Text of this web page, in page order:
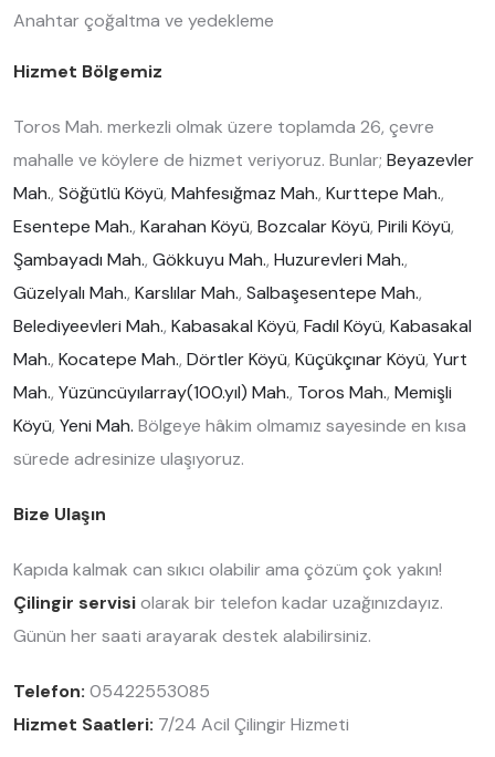
Anahtar çoğaltma ve yedekleme
Hizmet Bölgemiz
Toros Mah. merkezli olmak üzere toplamda 26, çevre
mahalle ve köylere de hizmet veriyoruz. Bunlar; Beyazevler
Mah., Söğütlü Köyü, Mahfesığmaz Mah., Kurttepe Mah.,
Esentepe Mah., Karahan Köyü, Bozcalar Köyü, Pirili Köyü,
Şambayadı Mah., Gökkuyu Mah., Huzurevleri Mah.,
Güzelyalı Mah., Karslılar Mah., Salbaşesentepe Mah.,
Belediyeevleri Mah., Kabasakal Köyü, Fadıl Köyü, Kabasakal
Mah., Kocatepe Mah., Dörtler Köyü, Küçükçınar Köyü, Yurt
Mah., Yüzüncüyılarray(100.yıl) Mah., Toros Mah., Memişli
Köyü, Yeni Mah. Bölgeye hâkim olmamız sayesinde en kısa
sürede adresinize ulaşıyoruz.
Bize Ulaşın
Kapıda kalmak can sıkıcı olabilir ama çözüm çok yakın!
Çilingir servisiolarak bir telefon kadar uzağınızdayız.
Günün her saati arayarak destek alabilirsiniz.
Telefon: 05422553085
Hizmet Saatleri: 7/24 Acil Çilingir Hizmeti